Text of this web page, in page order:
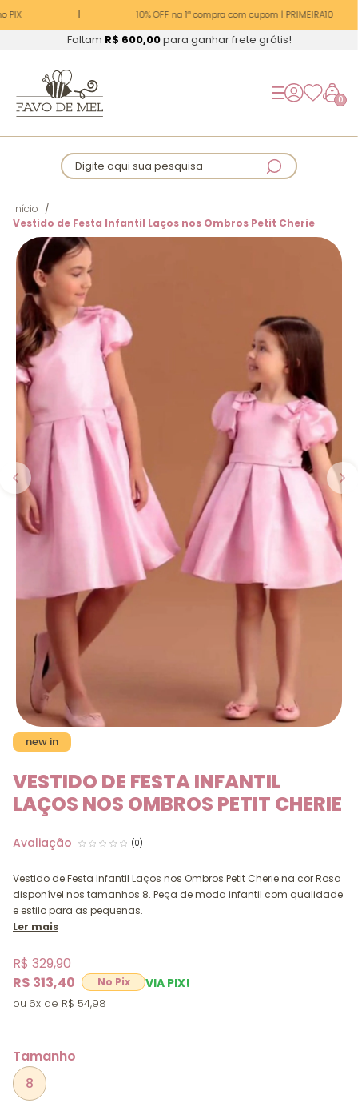
PIX 10% OFF na 1ª compra com cupom | PRIMEIRA10
Faltam R$ 600,00para ganhar frete grátis!
0
Digite aqui sua pesquisa
Início
Vestido de Festa Infantil Laços nos Ombros Petit Cherie
new in
VESTIDO DE FESTA INFANTIL
LAÇOS NOS OMBROS PETIT CHERIE
(0)
Vestido de Festa Infantil Laços nos Ombros Petit Cherie na cor Rosa
disponível nos tamanhos 8. Peça de moda infantil com qualidade
e estilo para as pequenas.
Ler mais
R$ 313,40 VIA PIX!
R$ 329,90
6x R$ 54,98
Tamanho
8